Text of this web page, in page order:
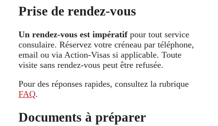
Prise de rendez‑vous
Un rendez-vous est impératifpour tout service
consulaire. Réservez votre créneau par téléphone,
email ou via Action‑Visas si applicable. Toute
visite sans rendez-vous peut être refusée.
Pour des réponses rapides, consultez la rubrique
FAQ.
Documents à préparer